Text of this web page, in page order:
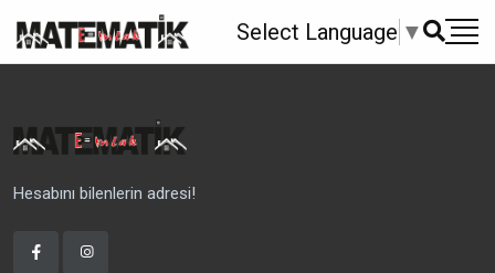
Select Language ▼
Hesabını bilenlerin adresi!